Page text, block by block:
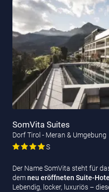
SomVita Suites
Dorf Tirol - Meran & Umgebung
S
Der Name SomVita steht für
demneu eröffneten Suite-Hotel
Lebendig, locker, luxuriös –